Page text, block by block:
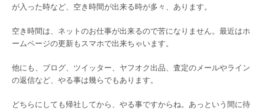
が入った時など、空き時間が出来る時が多々、あります。
空き時間は、ネットのお仕事が出来るので苦になりません。最近はホ
ームページの更新もスマホで出来ちゃいます。
他にも、ブログ、ツイッター、ヤフオク出品、査定のメールやライン
の返信など、やる事は幾らでもあります。
どちらにしても帰社してから、やる事ですからね。あっという間に待